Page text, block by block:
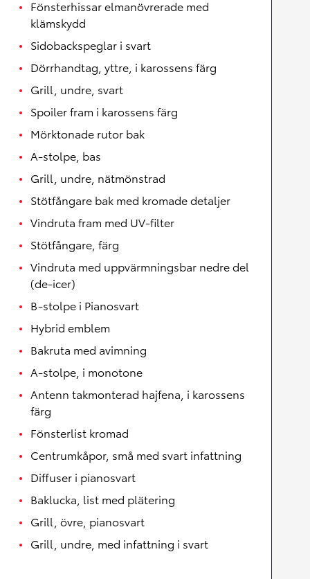
Fönsterhissar elmanövrerade med
klämskydd
Sidobackspeglar i svart
Dörrhandtag, yttre, i karossens färg
Grill, undre, svart
Spoiler fram i karossens färg
Mörktonade rutor bak
A-stolpe, bas
Grill, undre, nätmönstrad
Stötfångare bak med kromade detaljer
Vindruta fram med UV-filter
Stötfångare, färg
Vindruta med uppvärmningsbar nedre del
(de-icer)
B-stolpe i Pianosvart
Hybrid emblem
Bakruta med avimning
A-stolpe, i monotone
Antenn takmonterad hajfena, i karossens
färg
Fönsterlist kromad
Centrumkåpor, små med svart infattning
Diffuser i pianosvart
Baklucka, list med plätering
Grill, övre, pianosvart
Grill, undre, med infattning i svart